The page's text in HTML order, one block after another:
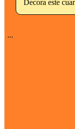
Decora este
...